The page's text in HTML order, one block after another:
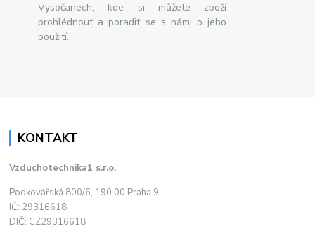
Vysočanech, kde si můžete zboží
prohlédnout a poradit se s námi o jeho
použití.
KONTAKT
Vzduchotechnika1 s.r.o.
Podkovářská 800/6, 190 00 Praha 9
IČ: 29316618
DIČ: CZ29316618